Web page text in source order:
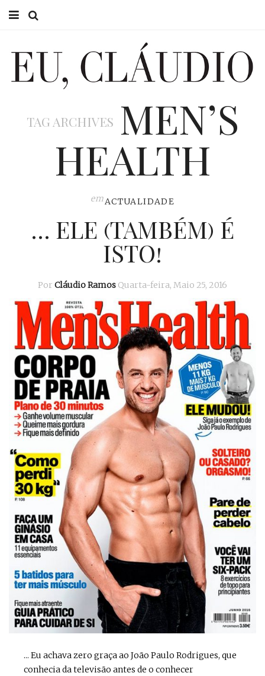
EU CLÁUDIO
EU NA TV
TAG ARCHIVES MEN’S
HEALTH
emACTUALIDADE
… ELE (TAMBÉM) É
ISTO!
Por Cláudio Ramos Quarta-feira, Maio 25, 2016
... Eu achava zero graça ao João Paulo Rodrigues, que
conhecia da televisão antes de o conhecer